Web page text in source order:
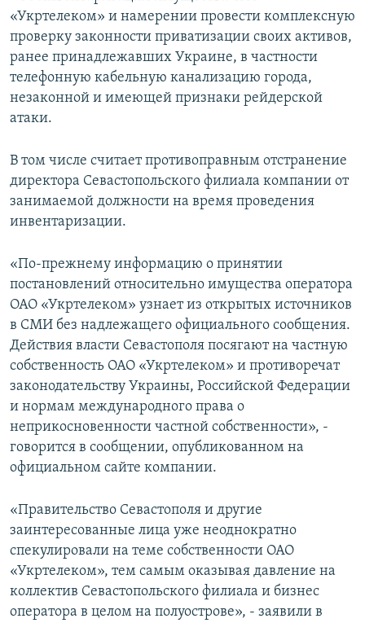
ПОБЕДИТЕЛЕЙ НЕ СУДЯТ?
КРЫМ.НЕПОКОРЕННЫЙ
ELIFBE
УКРАИНСКАЯ ПРОБЛЕМА КРЫМА
ПРИСОЕДИНЯЙТЕСЬ!
«Укртелеком» и намерении провести комплексную
проверку законности приватизации своих активов,
ранее принадлежавших Украине, в частности
телефонную кабельную канализацию города,
незаконной и имеющей признаки рейдерской
атаки.
В том числе считает противоправным отстранение
директора Севастопольского филиала компании от
занимаемой должности на время проведения
инвентаризации.
«По-прежнему информацию о принятии
постановлений относительно имущества оператора
ОАО «Укртелеком» узнает из открытых источников
в СМИ без надлежащего официального сообщения.
Действия власти Севастополя посягают на частную
собственность ОАО «Укртелеком» и противоречат
законодательству Украины, Российской Федерации
и нормам международного права о
неприкосновенности частной собственности», -
говорится в сообщении, опубликованном на
официальном сайте компании.
«Правительство Севастополя и другие
заинтересованные лица уже неоднократно
спекулировали на теме собственности ОАО
«Укртелеком», тем самым оказывая давление на
коллектив Севастопольского филиала и бизнес
оператора в целом на полуострове», - заявили в